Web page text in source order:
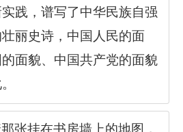
践，谱写了中华民族自强
丽史诗，中国人民的面
面貌、中国共产党的面貌
张挂在书房墙上的地图，